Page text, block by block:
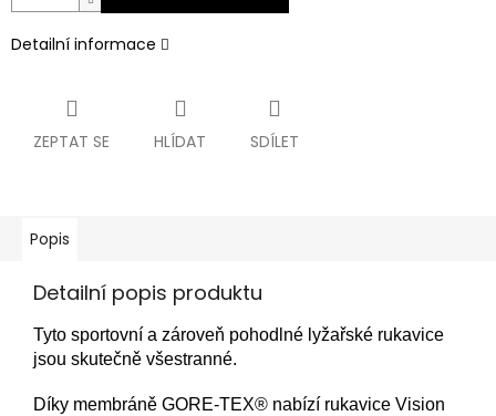
Detailní informace
ZEPTAT SE HLÍDAT SDÍLET
Popis
Detailní popis produktu
Tyto sportovní a zároveň pohodlné lyžařské rukavice
jsou skutečně všestranné.
Díky membráně GORE-TEX® nabízí rukavice Vision